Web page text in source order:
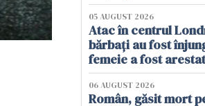
05 AUGUST 2026
Atac în centrul
bărbați au fost
femeie a fost
06 AUGUST 2026
Român, găsit mort